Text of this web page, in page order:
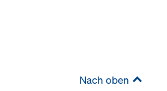
Nach oben